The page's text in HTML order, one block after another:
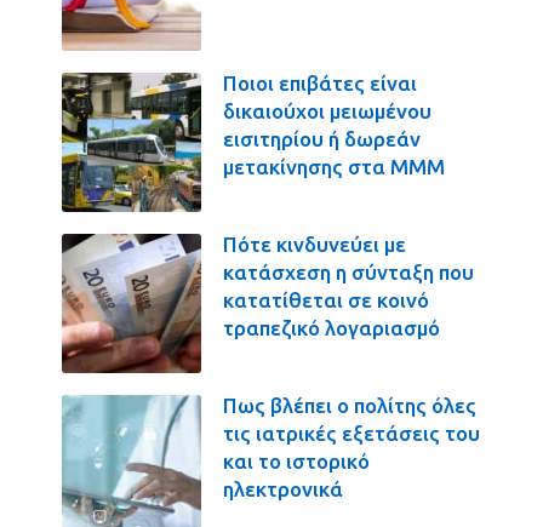
Ποιοι επιβάτες είναι
δικαιούχοι μειωμένου
εισιτηρίου ή δωρεάν
μετακίνησης στα ΜΜΜ
Πότε κινδυνεύει με
κατάσχεση η σύνταξη που
κατατίθεται σε κοινό
τραπεζικό λογαριασμό
Πως βλέπει ο πολίτης όλες
τις ιατρικές εξετάσεις του
και το ιστορικό
ηλεκτρονικά